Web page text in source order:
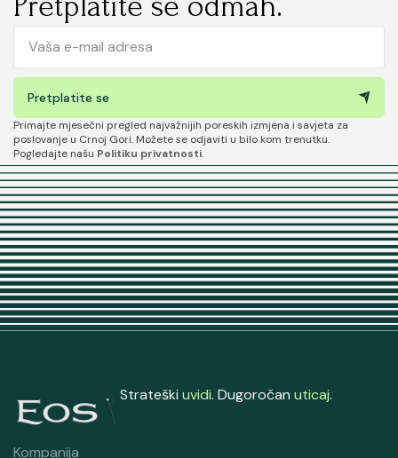
Pretplatite se
Primajte mjesečni pregled najvažnijih poreskih izmjena i savjeta za
poslovanje u Crnoj Gori. Možete se odjaviti u bilo kom trenutku.
Pogledajte našu Politiku privatnosti.
Strateški uvidi. Dugoročan uticaj.
Kompanija